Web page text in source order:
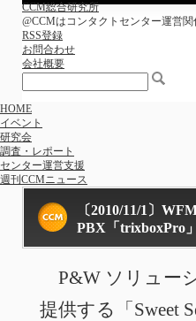
CCM総合研究所
@CCMはコンタクトセンター運営
RSS登録
お問合わせ
会社概要
HOME
イベント
研究会
調査・レポート
センター運営支援
週刊CCMニュース
〔2010/11/1〕
PBX「trixboxPro
P&W ソリュー
提供する「Sweet